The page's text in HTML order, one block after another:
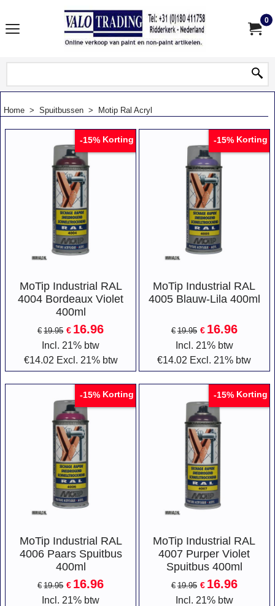
0
Home > Spuitbussen > Motip Ral Acryl
-15% Korting
MoTip Industrial RAL
4004 Bordeaux Violet
400ml
€ 19.95 € 16.96
Incl. 21% btw
€14.02 Excl. 21% btw
-15% Korting
MoTip Industrial RAL
4005 Blauw-Lila 400ml
€ 19.95 € 16.96
Incl. 21% btw
€14.02 Excl. 21% btw
-15% Korting
MoTip Industrial RAL
4006 Paars Spuitbus
400ml
€ 19.95 € 16.96
Incl. 21% btw
-15% Korting
MoTip Industrial RAL
4007 Purper Violet
Spuitbus 400ml
€ 19.95 € 16.96
Incl. 21% btw